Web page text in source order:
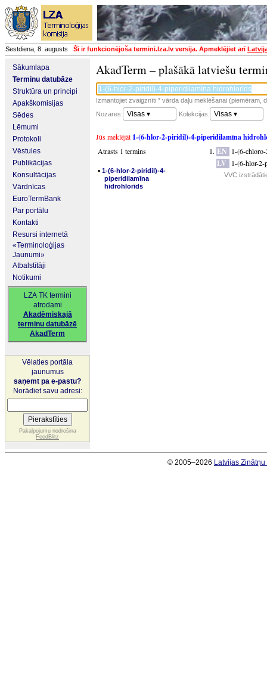
Sestdiena, 8. augusts Šī ir funkcionējoša termini.lza.lv versija. Apmeklējiet arī
Sākumlapa
Terminu datubāze
Struktūra un principi
Apakškomisijas
Sēdes
Lēmumi
Protokoli
Vēstules
Publikācijas
Konsultācijas
Vārdnīcas
EuroTermBank
Par portālu
Kontakti
Resursi internetā
«Terminoloģijas
Jaunumi»
Atbalstītāji
Notikumi
LZA TK termini
atrodami
Akadēmiskajā
terminu datubāzē
AkadTerm
Vēlaties portāla
jaunumus
saņemt pa e-pastu?
Norādiet savu adresi:
Pakalpojumu nodrošina
FeedBlitz
AkadTerm – plašākā latviešu
Izmantojiet zvaigznīti * vārda daļu meklēšanai (piemēram,
Nozares:
Visas ▾ Kolekcijas: Visas ▾
Jūs meklējāt 1-(6-hlor-2-piridil)-4-piperidilamīna
Atrasts 1 termins
▪ 1-(6-hlor-2-piridil)-4-
piperidilamīna
hidrohlorīds
EN 1-(6-
LV 1-(6-hlor-
VVC
© 2005–2026 Latvijas